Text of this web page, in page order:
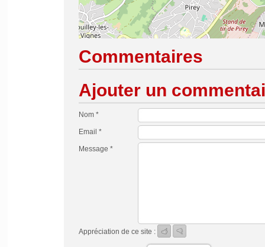
Commentaires
Ajouter un
Nom *
Email *
Message *
Appréciation de ce site :